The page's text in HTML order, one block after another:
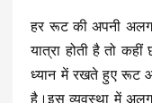
हर रूट की अपनी अलग
यात्रा होती है तो
ध्यान में रखते हुए रूट
है।इस व्यवस्था में